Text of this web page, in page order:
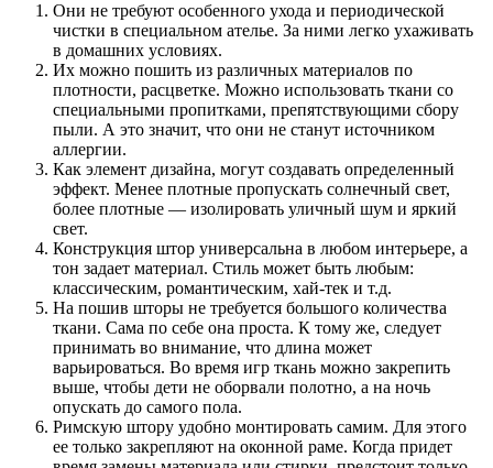
Они не требуют особенного ухода и периодической
чистки в специальном ателье. За ними легко ухаживать
в домашних условиях.
Их можно пошить из различных материалов по
плотности, расцветке. Можно использовать ткани со
специальными пропитками, препятствующими сбору
пыли. А это значит, что они не станут источником
аллергии.
Как элемент дизайна, могут создавать определенный
эффект. Менее плотные пропускать солнечный свет,
более плотные — изолировать уличный шум и яркий
свет.
Конструкция штор универсальна в любом интерьере, а
тон задает материал. Стиль может быть любым:
классическим, романтическим, хай-тек и т.д.
На пошив шторы не требуется большого количества
ткани. Сама по себе она проста. К тому же, следует
принимать во внимание, что длина может
варьироваться. Во время игр ткань можно закрепить
выше, чтобы дети не оборвали полотно, а на ночь
опускать до самого пола.
Римскую штору удобно монтировать самим. Для этого
ее только закрепляют на оконной раме. Когда придет